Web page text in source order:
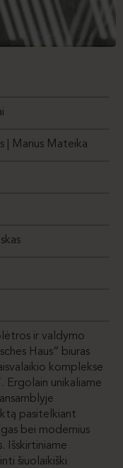
| Marius Mateika
ir valdymo
Haus“ biuras
komplekse
Ergolain unikaliame
pasitelkiant
bei modernius
Išskirtiniame
šiuolaikiški